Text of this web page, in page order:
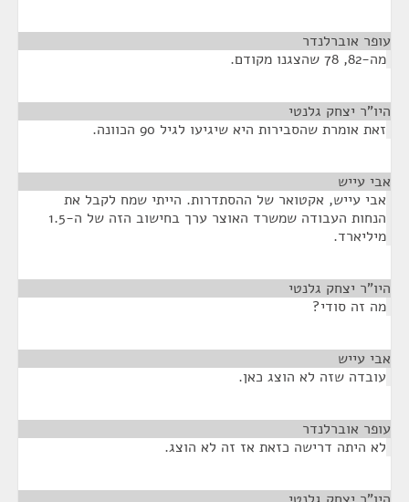
עופר אוברלנדר
מה-82, 78 שהצגנו מקודם.
היו"ר יצחק גלנטי
זאת אומרת שהסבירות היא שיגיעו לגיל 90 הכוונה.
אבי עייש
אבי עייש, אקטואר של ההסתדרות. הייתי שמח לקבל את
הנחות העבודה שמשרד האוצר ערך בחישוב הזה של ה-1.5
מיליארד.
היו"ר יצחק גלנטי
מה זה סודי?
אבי עייש
עובדה שזה לא הוצג כאן.
עופר אוברלנדר
לא היתה דרישה כזאת אז זה לא הוצג.